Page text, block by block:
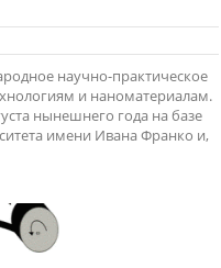
научно-практическое
и наноматериалам.
нынешнего года на базе
имени Ивана Франко и,